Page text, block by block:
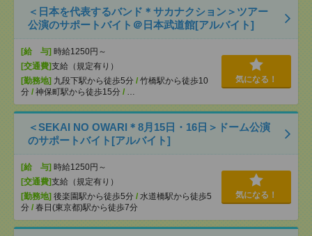
＜日本を代表するバンド＊サカナクション＞ツアー
公演のサポートバイト＠日本武道館[アルバイト]
[給 与] 時給1250円～
[交通費]支給（規定有り）
[勤務地] 九段下駅から徒歩5分 / 竹橋駅から徒歩10
分 / 神保町駅から徒歩15分 / …
気になる！
＜SEKAI NO OWARI＊8月15日・16日＞ドーム公演
のサポートバイト[アルバイト]
[給 与] 時給1250円～
[交通費]支給（規定有り）
[勤務地] 後楽園駅から徒歩5分 / 水道橋駅から徒歩5
分 / 春日(東京都)駅から徒歩7分
気になる！